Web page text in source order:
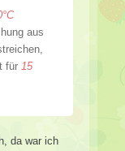
aus
für 15
da war ich